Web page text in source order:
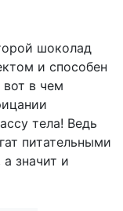
шоколад
и способен
в чем
тела! Ведь
питательными
значит и